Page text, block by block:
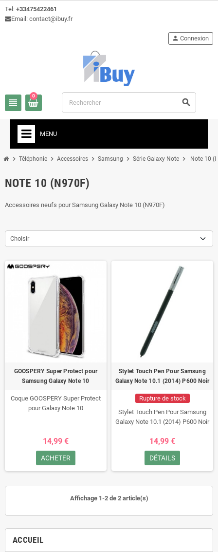
Tel: +33475422461
Email: contact@ibuy.fr
view_headline
person Connexion
0
search
MENU
chevron_right Téléphonie chevron_right Accessoires chevron_right Samsung chevron_right Série Galaxy Note chevron_right Note 10
ACCUEIL
NOTE 10 (N970F)
Accessoires neufs pour Samsung Galaxy Note 10 (N970F)
Choisir
GOOSPERY Super Protect pour
Samsung Galaxy Note 10
Coque GOOSPERY Super Protect
pour Galaxy Note 10
14,99 €
ACHETER
Stylet Touch Pen Pour Samsung
Galaxy Note 10.1 (2014) P600 Noir
Rupture de stock
Stylet Touch Pen Pour Samsung
Galaxy Note 10.1 (2014) P600 Noir
14,99 €
DÉTAILS
Affichage 1-2 de 2 article(s)